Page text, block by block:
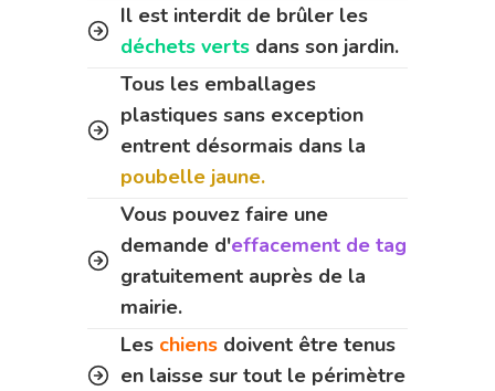
Il est interdit de brûler les
déchets verts dans son jardin.
Tous les emballages
plastiques sans exception
entrent désormais dans la
poubelle jaune.
Vous pouvez faire une
demande d'effacement de tag
gratuitement auprès de la
mairie.
Les chiens doivent être tenus
en laisse sur tout le périmètre